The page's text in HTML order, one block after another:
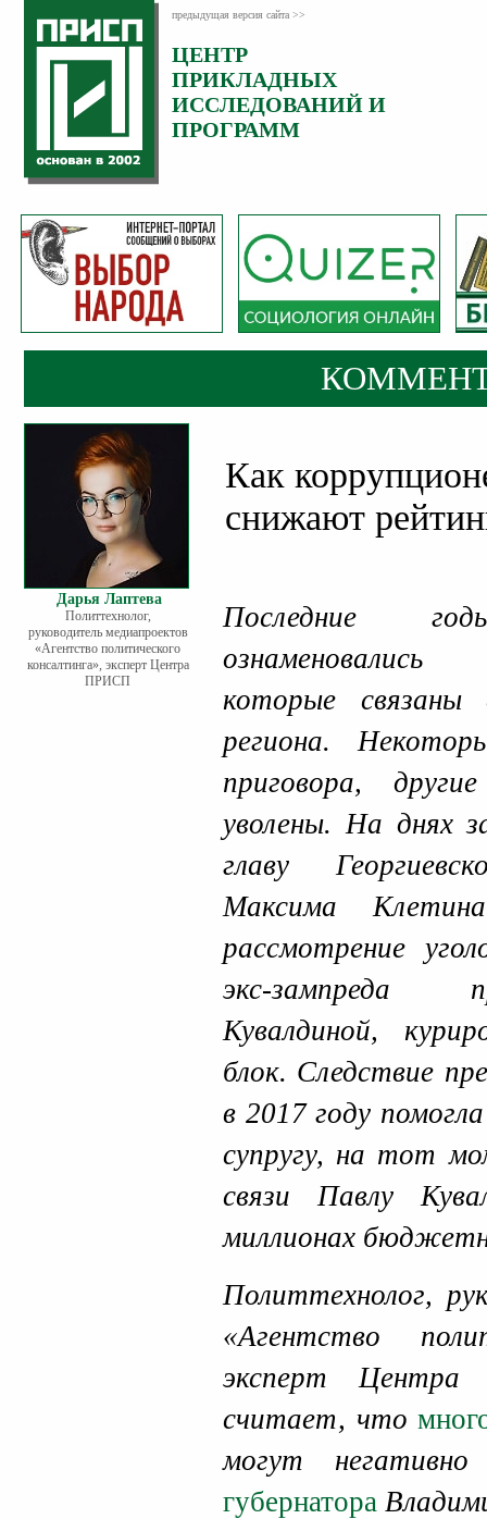
предыдущая версия сайта >>
ЦЕНТР
ПРИКЛАДНЫХ
ИССЛЕДОВАНИЙ И
ПРОГРАММ
Дарья Лаптева
Политтехнолог,
руководитель медиапроектов
«Агентство политического
консалтинга», эксперт Центра
ПРИСП
Как
снижают
Последние
которые связаны
региона.
приговора,
уволены. На днях
главу
Максима
рассмотрение
экс-зампреда
Кувалдиной,
блок. Следствие
в 2017 году
супругу, на тот
связи Павлу
миллионах
Политтехнолог,
«Агентство
эксперт
считает, что
могут
губернатора
Категория:
Комментарии